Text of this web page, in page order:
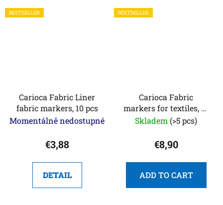
BESTSELLER
Carioca Fabric Liner
fabric markers, 10 pcs
Momentálně nedostupné
€3,88
DETAIL
BESTSELLER
Carioca Fabric
markers for textiles, 12
pcs
Skladem (>5 pcs)
€8,90
ADD TO CART